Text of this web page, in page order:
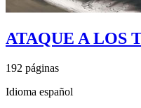
ATAQUE A LOS
192 páginas
Idioma español